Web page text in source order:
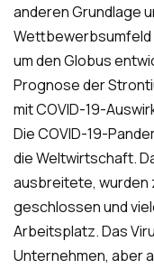
anderen Grundlage
Wettbewerbsumfeld
um den Globus
Prognose der
mit COVID-19-
Die COVID-19-
die Weltwirtschaft.
ausbreitete, wurden
geschlossen und
Arbeitsplatz. Das
Unternehmen, aber